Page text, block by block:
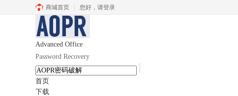
商城首页 您好， 请登录
Advanced Office
Password Recovery
首页
下载